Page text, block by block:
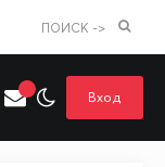
ПОИСК ->
Вход